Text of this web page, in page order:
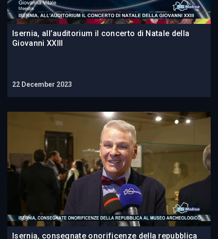
Isernia, all’auditorium il concerto di Natale della
Giovanni XXIII
22 December 2023
Isernia, consegnate onorificenze della repubblica